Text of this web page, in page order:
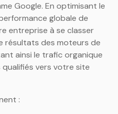
Google. En optimisant le
globale de
entreprise à se classer
résultats des moteurs de
ainsi le trafic organique
vers votre site
: